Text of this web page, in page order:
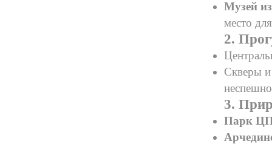
Музей
место
2.
Скверы
3.
Парк